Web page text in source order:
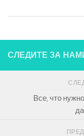
СЛЕДИТЕ ЗА
Все, что